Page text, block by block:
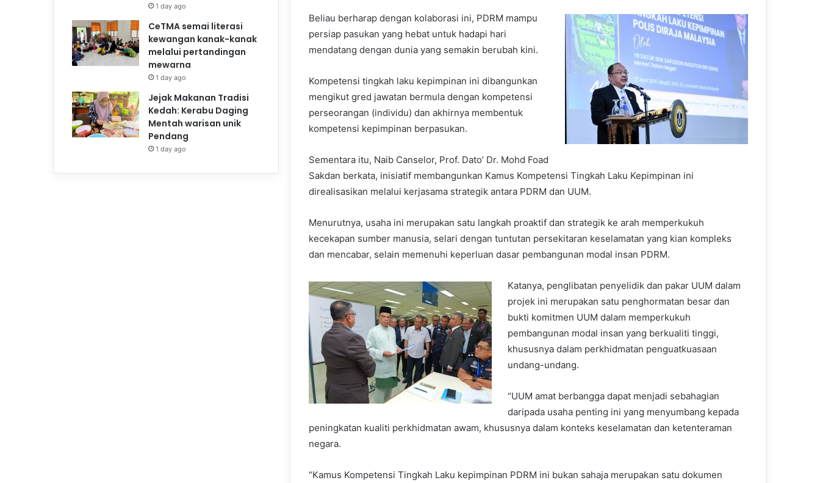
Beliau berharap dengan kolaborasi ini, PDRM mampu
persiap pasukan yang hebat untuk hadapi hari
mendatang dengan dunia yang semakin berubah kini.
Kompetensi tingkah laku kepimpinan ini dibangunkan
mengikut gred jawatan bermula dengan kompetensi
perseorangan (individu) dan akhirnya membentuk
kompetensi kepimpinan berpasukan.
Sementara itu, Naib Canselor, Prof. Dato’ Dr. Mohd Foad
Sakdan berkata, inisiatif membangunkan Kamus Kompetensi Tingkah Laku Kepimpinan ini
direalisasikan melalui kerjasama strategik antara PDRM dan UUM.
Menurutnya, usaha ini merupakan satu langkah proaktif dan strategik ke arah memperkukuh
kecekapan sumber manusia, selari dengan tuntutan persekitaran keselamatan yang kian kompleks
dan mencabar, selain memenuhi keperluan dasar pembangunan modal insan PDRM.
Katanya, penglibatan penyelidik dan pakar UUM dalam
projek ini merupakan satu penghormatan besar dan
bukti komitmen UUM dalam memperkukuh
pembangunan modal insan yang berkualiti tinggi,
khususnya dalam perkhidmatan penguatkuasaan
undang-undang.
“UUM amat berbangga dapat menjadi sebahagian
daripada usaha penting ini yang menyumbang kepada
peningkatan kualiti perkhidmatan awam, khususnya dalam konteks keselamatan dan ketenteraman
negara.
“Kamus Kompetensi Tingkah Laku kepimpinan PDRM ini bukan sahaja merupakan satu dokumen
1 day ago
CeTMA semai literasi
kewangan kanak-kanak
melalui pertandingan
mewarna
1 day ago
Jejak Makanan Tradisi
Kedah: Kerabu Daging
Mentah warisan unik
Pendang
1 day ago